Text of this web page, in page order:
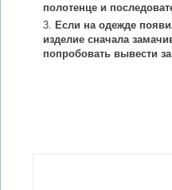
полотенце и
Если на одежде
изделие сначала
попробовать вывести